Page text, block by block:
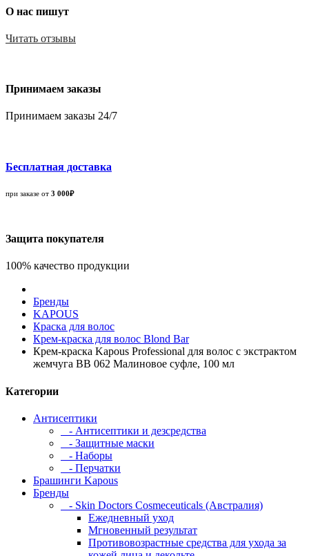
О нас пишут
Читать отзывы
Принимаем заказы
Принимаем заказы 24/7
Бесплатная доставка
при заказе от 3 000₽
Защита покупателя
100% качество продукции
Бренды
KAPOUS
Краска для волос
Крем-краска для волос Blond Bar
Крем-краска Kapous Professional для волос с экстрактом
жемчуга BB 062 Малиновое суфле, 100 мл
Категории
Антисептики
- Антисептики и дезсредства
- Защитные маски
- Наборы
- Перчатки
Брашинги Kapous
Бренды
- Skin Doctors Cosmeceuticals (Австралия)
Ежедневный уход
Мгновенный результат
Противовозрастные средства для ухода за